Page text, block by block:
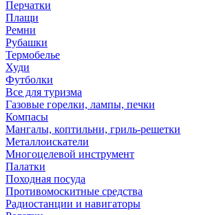
Перчатки
Плащи
Ремни
Рубашки
Термобелье
Худи
Футболки
Все для туризма
Газовые горелки, лампы, печки
Компасы
Мангалы, коптильни, гриль-решетки
Металлоискатели
Многоцелевой инструмент
Палатки
Походная посуда
Противомоскитные средства
Радиостанции и навигаторы